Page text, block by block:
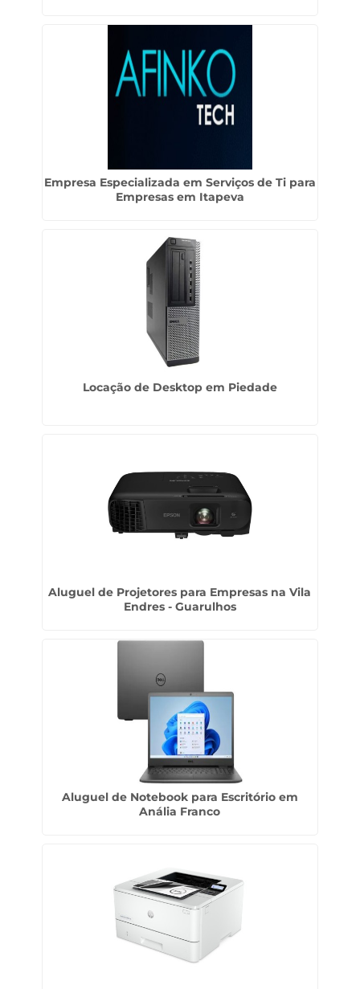
Empresa Especializada em Serviços de Ti para
Empresas em Itapeva
Locação de Desktop em Piedade
Aluguel de Projetores para Empresas na Vila
Endres - Guarulhos
Aluguel de Notebook para Escritório em
Anália Franco